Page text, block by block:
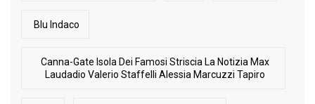
Blu Indaco
Canna-Gate Isola Dei Famosi Striscia La Notizia Max
Laudadio Valerio Staffelli Alessia Marcuzzi Tapiro